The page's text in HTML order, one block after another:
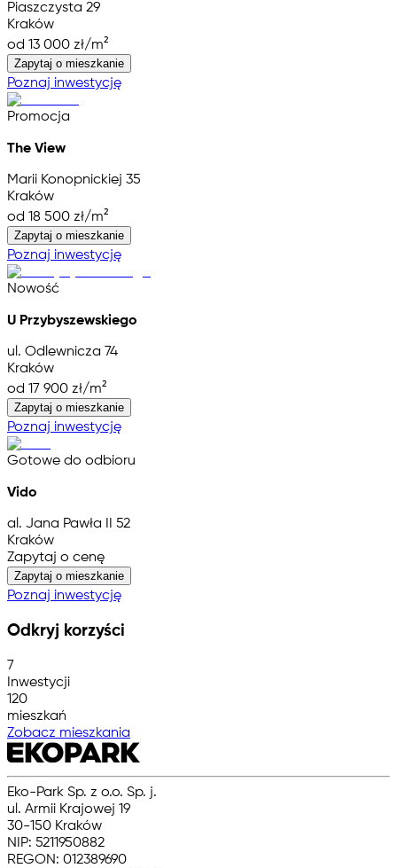
Piaszczysta 29
Kraków
od 13 000 zł/m²
Zapytaj o mieszkanie
Poznaj inwestycję
Promocja
The View
Marii Konopnickiej 35
Kraków
od 18 500 zł/m²
Zapytaj o mieszkanie
Poznaj inwestycję
Nowość
U Przybyszewskiego
ul. Odlewnicza 74
Kraków
od 17 900 zł/m²
Zapytaj o mieszkanie
Poznaj inwestycję
Gotowe do odbioru
Vido
al. Jana Pawła II 52
Kraków
Zapytaj o cenę
Zapytaj o mieszkanie
Poznaj inwestycję
Odkryj korzyści
7
Inwestycji
120
mieszkań
Zobacz mieszkania
Eko-Park Sp. z o.o. Sp. j.
ul. Armii Krajowej 19
30-150 Kraków
NIP: 5211950882
REGON: 012389690